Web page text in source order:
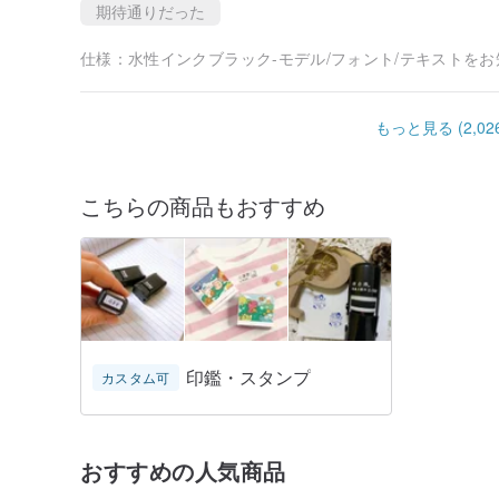
期待通りだった
仕様： 水性インクブラック-モデル/フォント/テキストを
もっと見る
こちらの商品もおすすめ
カスタム可 印鑑・スタンプ
おすすめの人気商品